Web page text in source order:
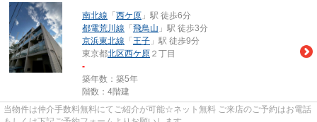
南北線 「 西ケ原 」駅 徒歩6分
都電荒川線 「 飛鳥山 」駅 徒歩3分
京浜東北線 「 王子 」駅 徒歩9分
東京都北区西ケ原 ２丁目
-
築年数：築5年
階数：4階建
当物件は仲介手数料無料にてご紹介が可能☆ネット無料 ご来店のご予約はお電話